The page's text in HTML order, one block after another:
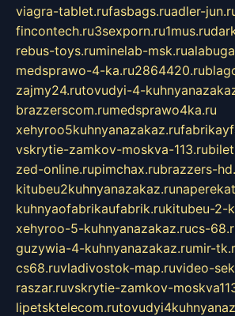
viagra-tablet.rufasbags.ruadler-
fincontech.ru3sexporn.ru1mus.ru
rebus-toys.ruminelab-msk.ru
medsprawo-4-ka.ru2864420.ru
zajmy24.rutovudyi-4-
brazzerscom.rumedsprawo4ka.ru
xehyroo5kuhnyanazakaz.ru
vskrytie-zamkov-moskva-113.ru
zed-online.rupimchax.rubrazzers-
kitubeu2kuhnyanazakaz.ru
kuhnyaofabrikaufabrik.rukitubeu-2-
xehyroo-5-kuhnyanazakaz.rucs-
guzywia-4-kuhnyanazakaz.rumir-
cs68.ruvladivostok-map.ruvideo-
raszar.ruvskrytie-zamkov-
lipetsktelecom.ru